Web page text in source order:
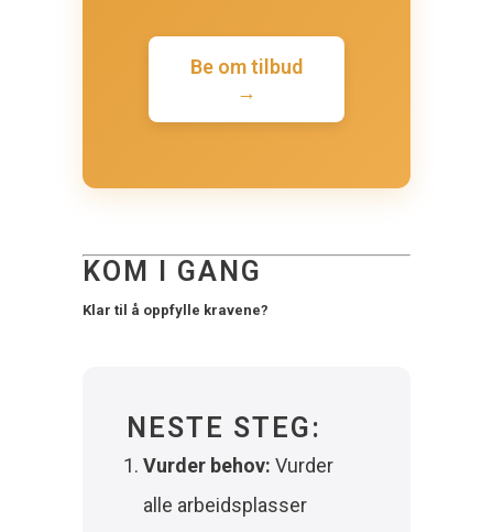
Be om tilbud
→
KOM I GANG
Klar til å oppfylle kravene?
NESTE STEG:
Vurder behov: Vurder
alle arbeidsplasser